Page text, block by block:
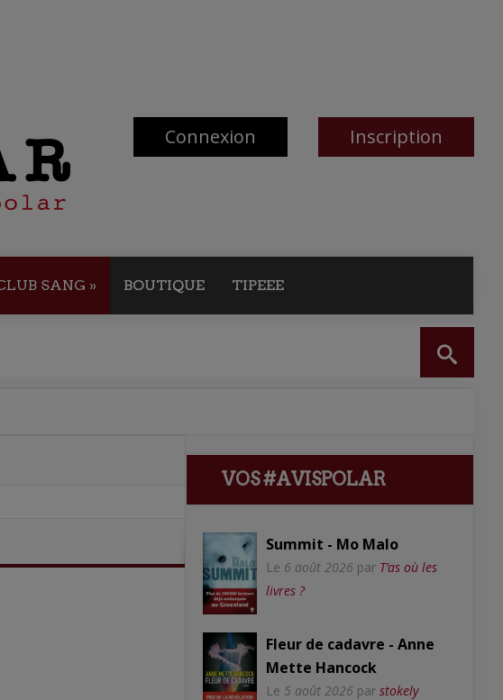
Connexion Inscription
SANG » BOUTIQUE TIPEEE
VOS #AVISPOLAR
Summit - Mo Malo
Le 6 août 2026 par T’as où les
livres ?
Fleur de cadavre - Anne
Mette Hancock
Le 5 août 2026 par stokely